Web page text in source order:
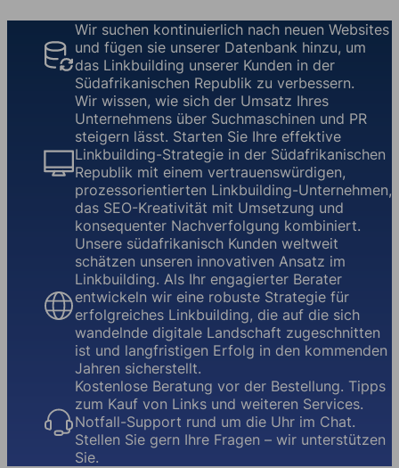
Wir suchen kontinuierlich nach neuen Websites
und fügen sie unserer Datenbank hinzu, um
das Linkbuilding unserer Kunden in der
Südafrikanischen Republik zu verbessern.
Wir wissen, wie sich der Umsatz Ihres
Unternehmens über Suchmaschinen und PR
steigern lässt. Starten Sie Ihre effektive
Linkbuilding-Strategie in der Südafrikanischen
Republik mit einem vertrauenswürdigen,
prozessorientierten Linkbuilding-Unternehmen,
das SEO-Kreativität mit Umsetzung und
konsequenter Nachverfolgung kombiniert.
Unsere südafrikanisch Kunden weltweit
schätzen unseren innovativen Ansatz im
Linkbuilding. Als Ihr engagierter Berater
entwickeln wir eine robuste Strategie für
erfolgreiches Linkbuilding, die auf die sich
wandelnde digitale Landschaft zugeschnitten
ist und langfristigen Erfolg in den kommenden
Jahren sicherstellt.
Kostenlose Beratung vor der Bestellung. Tipps
zum Kauf von Links und weiteren Services.
Notfall-Support rund um die Uhr im Chat.
Stellen Sie gern Ihre Fragen – wir unterstützen
Sie.